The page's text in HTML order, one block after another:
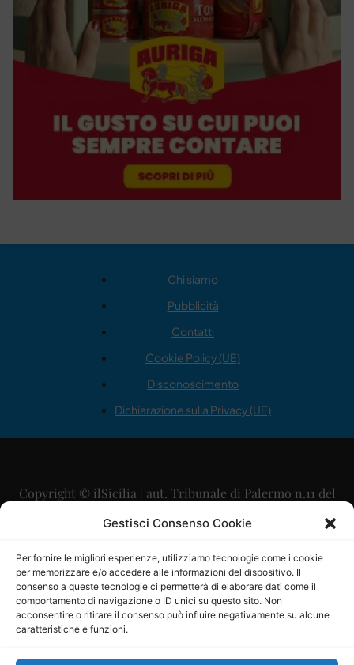
Gestisci Consenso Cookie
Per fornire le migliori esperienze, utilizziamo tecnologie come i cookie
per memorizzare e/o accedere alle informazioni del dispositivo. Il
consenso a queste tecnologie ci permetterà di elaborare dati come il
comportamento di navigazione o ID unici su questo sito. Non
acconsentire o ritirare il consenso può influire negativamente su alcune
caratteristiche e funzioni.
Chi siamo
Pubblicità
Contatti
Cookie Policy (UE)
Disconoscimento
Dichiarazione sulla Privacy (UE)
Copyright © ilSicilia | aut. Tribunale di Palermo n.11 del
29/09/2015
Direttore Editoriale: Maurizio Scaglione
Direttore Responsabile: Maria Calabrese